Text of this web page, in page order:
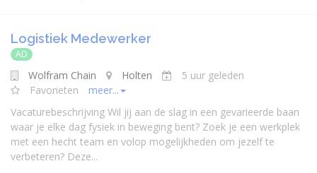
Logistiek Medewerker
AD
Wolfram Chain Holten
5 uur geleden
Favorieten
meer...
Vacaturebeschrijving Wil jij aan de slag in een gevarieerde baan
waar je elke dag fysiek in beweging bent? Zoek je een werkplek
met een hecht team en volop mogelijkheden om jezelf te
verbeteren? Deze...